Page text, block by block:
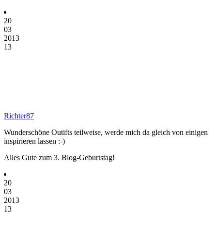
20
03
2013
13
Richter87
Wunderschöne Outifts teilweise, werde mich da gleich von einigen
inspirieren lassen :-)
Alles Gute zum 3. Blog-Geburtstag!
20
03
2013
13